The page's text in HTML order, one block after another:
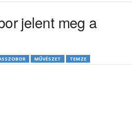
jelent meg a
MŰVÉSZET TEMZE